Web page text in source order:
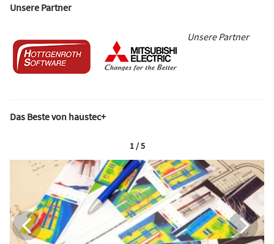
Unsere Partner
Unsere Partner
Das Beste von haustec+
1 / 5